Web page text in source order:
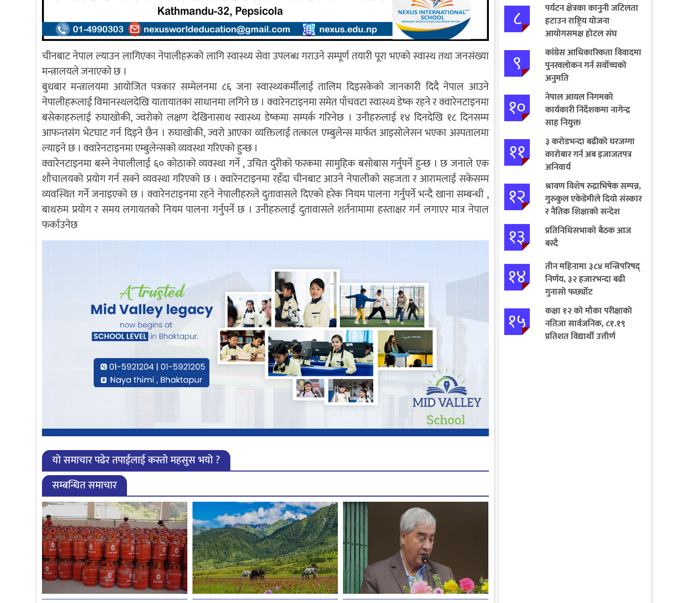
चीनबाट नेपाल ल्याउन लागिएका नेपालीहरूको लागि स्वास्थ्य सेवा उपलब्ध गराउने सम्पूर्ण तयारी पूरा भएको स्वास्थ तथा जनसंख्या
मन्त्रालयले जनाएको छ ।
बुधबार मन्त्रालयमा आयोजित पत्रकार सम्मेलनमा ८६ जना स्वास्थ्यकर्मीलाई तालिम दिइसकेको जानकारी दिदै नेपाल आउने
नेपालीहरूलाई विमानस्थलदेखि यातायातका साधानमा लगिने छ । क्वारेनटाइनमा समेत पाँचवटा स्वास्थ्य डेष्क रहने र क्वारेनटाइनमा
बसेकाहरुलाई रुघाखोकी, ज्वरोको लक्षण देखिनासाथ स्वास्थ्य डेष्कमा सम्पर्क गरिनेछ । उनीहरुलाई १४ दिनदेखि १८ दिनसम्म
आफन्तसंग भेटघाट गर्न दिइने छैन । रुघाखोकी, ज्वरो आएका व्यक्तिलाई तत्काल एम्बुलेन्स मार्फत आइसोलेसन भएका अस्पतालमा
ल्याइने छ । क्वारेनटाइनमा एम्बुलेन्सको व्यवस्था गरिएको हुन्छ ।
क्वारेनटाइनमा बस्ने नेपालीलाई ६० कोठाको व्यवस्था गर्ने , उचित दुरीको फरकमा सामुहिक बसोबास गर्नुपर्ने हुन्छ । छ जनाले एक
शौचालयको प्रयोग गर्न सक्ने व्यवस्था गरिएको छ । क्वारेनटाइनमा रहँदा चीनबाट आउने नेपालीको सहजता र आरामलाई सकेसम्म
व्यवस्थित गर्ने जनाइएको छ । क्वारेनटाइनमा रहने नेपालीहरुले दुतावासले दिएको हरेक नियम पालना गर्नुपर्ने भन्दै खाना सम्बन्धी ,
बाथरुम प्रयोग र समय लगायतको नियम पालना गर्नुपर्ने छ । उनीहरुलाई दुतावासले शर्तनामामा हस्ताक्षर गर्न लगाएर मात्र नेपाल
फर्काउनेछ
यो समाचार पढेर तपाईलाई कस्तो महसुस भयो ?
सम्बन्धित समाचार
८
पर्यटन क्षेत्रका कानुनी जटिलता
हटाउन राष्ट्रिय योजना
आयोगसमक्ष होटल संघ
बागमतीका पाँचबुँदे माग
९
कांग्रेस आधिकारिकता विवादमा
पुनरवलोकन गर्न सर्वोच्चको
अनुमति
१०
नेपाल आयल निगमको
कार्यकारी निर्देशकमा नागेन्द्र
साह नियुक्त
११
३ करोडभन्दा बढीको घरजग्गा
कारोबार गर्न अब इजाजतपत्र
अनिवार्य
१२
श्रावण विशेष रुद्राभिषेक सम्पन्न,
गुरुकुल एकेडेमीले दियो संस्कार
र नैतिक शिक्षाको सन्देश
१३
प्रतिनिधिसभाको बैठक आज
बस्दै
१४
तीन महिनामा ३८४ मन्त्रिपरिषद्
निर्णय, ३२ हजारभन्दा बढी
गुनासो फर्छ्योट
१५
कक्षा १२ को मौका परीक्षाको
नतिजा सार्वजनिक, ८१.१९
प्रतिशत विद्यार्थी उत्तीर्ण